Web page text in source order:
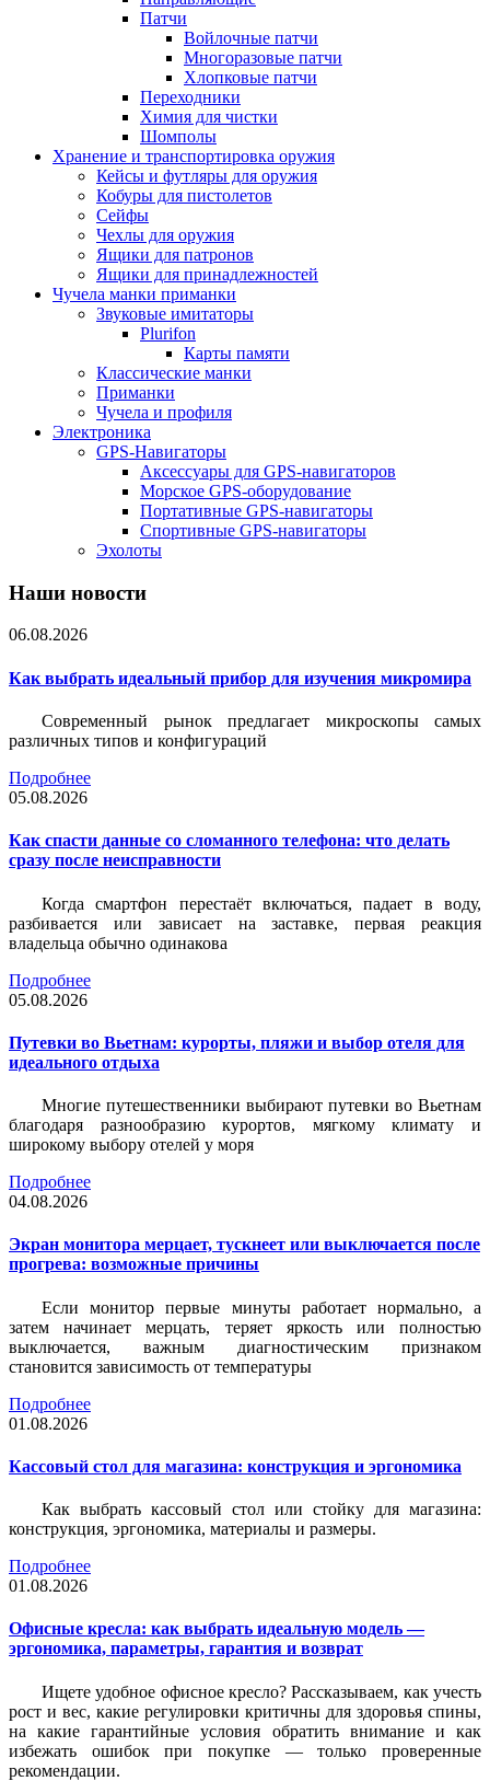
Патчи
Войлочные патчи
Многоразовые патчи
Хлопковые патчи
Переходники
Химия для чистки
Шомполы
Хранение и транспортировка оружия
Кейсы и футляры для оружия
Кобуры для пистолетов
Сейфы
Чехлы для оружия
Ящики для патронов
Ящики для принадлежностей
Чучела манки приманки
Звуковые имитаторы
Plurifon
Карты памяти
Классические манки
Приманки
Чучела и профиля
Электроника
GPS-Навигаторы
Аксессуары для GPS-навигаторов
Морское GPS-оборудование
Портативные GPS-навигаторы
Спортивные GPS-навигаторы
Эхолоты
Наши новости
06.08.2026
Как выбрать идеальный прибор для изучения микромира
Современный рынок предлагает микроскопы самых
различных типов и конфигураций
Подробнее
05.08.2026
Как спасти данные со сломанного телефона: что делать
сразу после неисправности
Когда смартфон перестаёт включаться, падает в воду,
разбивается или зависает на заставке, первая реакция
владельца обычно одинакова
Подробнее
05.08.2026
Путевки во Вьетнам: курорты, пляжи и выбор отеля для
идеального отдыха
Многие путешественники выбирают путевки во Вьетнам
благодаря разнообразию курортов, мягкому климату и
широкому выбору отелей у моря
Подробнее
04.08.2026
Экран монитора мерцает, тускнеет или выключается после
прогрева: возможные причины
Если монитор первые минуты работает нормально, а
затем начинает мерцать, теряет яркость или полностью
выключается, важным диагностическим признаком
становится зависимость от температуры
Подробнее
01.08.2026
Кассовый стол для магазина: конструкция и эргономика
Как выбрать кассовый стол или стойку для магазина:
конструкция, эргономика, материалы и размеры.
Подробнее
01.08.2026
Офисные кресла: как выбрать идеальную модель —
эргономика, параметры, гарантия и возврат
Ищете удобное офисное кресло? Рассказываем, как учесть
рост и вес, какие регулировки критичны для здоровья спины,
на какие гарантийные условия обратить внимание и как
избежать ошибок при покупке — только проверенные
рекомендации.